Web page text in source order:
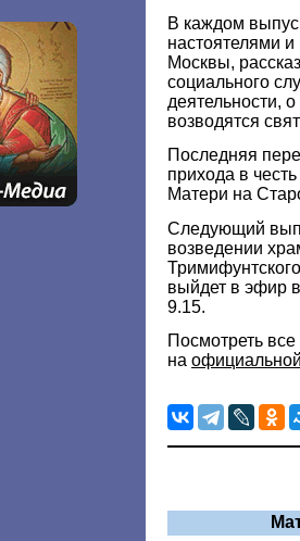
В каждом
настоятелями
Москвы,
социального
деятельности,
возводятся
Последняя
прихода в
Матери на
Следующий
возведении
выйдет в эфир
9.15.
Посмотреть
на